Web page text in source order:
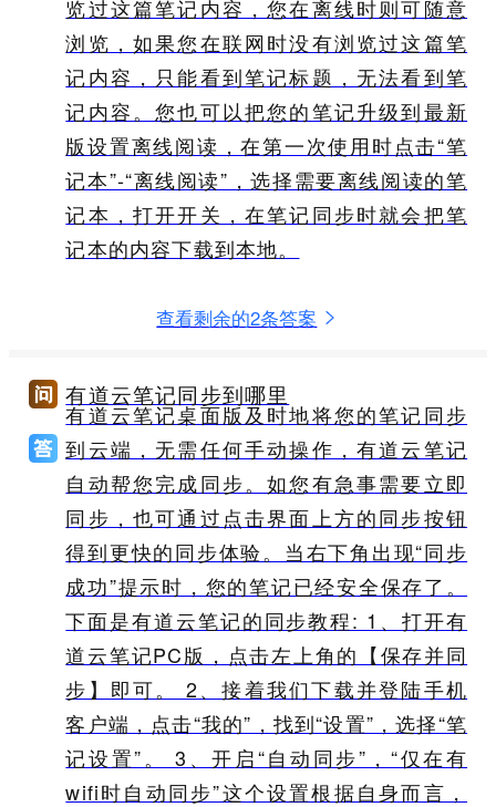
览过这篇笔记内容，您在离线时则可随意
浏览，如果您在联网时没有浏览过这篇笔
记内容，只能看到笔记标题，无法看到笔
记内容。您也可以把您的笔记升级到最新
版设置离线阅读，在第一次使用时点击“笔
记本”-“离线阅读”，选择需要离线阅读的笔
记本，打开开关，在笔记同步时就会把笔
记本的内容下载到本地。
查看剩余的2条答案
有道云笔记同步到哪里
有道云笔记桌面版及时地将您的笔记同步
到云端，无需任何手动操作，有道云笔记
自动帮您完成同步。如您有急事需要立即
同步，也可通过点击界面上方的同步按钮
得到更快的同步体验。当右下角出现“同步
成功”提示时，您的笔记已经安全保存了。
下面是有道云笔记的同步教程: 1、打开有
道云笔记PC版，点击左上角的【保存并同
步】即可。 2、接着我们下载并登陆手机
客户端，点击“我的”，找到“设置”，选择“笔
记设置”。 3、开启“自动同步”，“仅在有
wifi时自动同步”这个设置根据自身而言，